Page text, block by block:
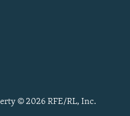
© 2026 RFE/RL, Inc.